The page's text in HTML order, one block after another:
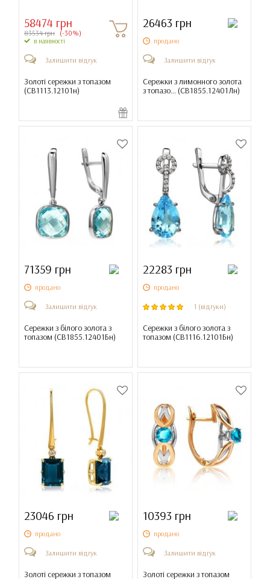
58474 грн
83534 грн (-30%)
в наявності
Залишити відгук
Золоті сережки з топазом
(СВ1113.12101н)
26463 грн
продано
Залишити відгук
Сережки з лимонного золота
з топазо... (СВ1855.12401Лн)
71359 грн
продано
Залишити відгук
Сережки з білого золота з
топазом (СВ1855.12401Бн)
22283 грн
продано
1 (відгуки)
Сережки з білого золота з
топазом (СВ1116.12101Бн)
23046 грн
продано
Залишити відгук
Золоті сережки з топазом
10393 грн
продано
Залишити відгук
Золоті сережки з топазом